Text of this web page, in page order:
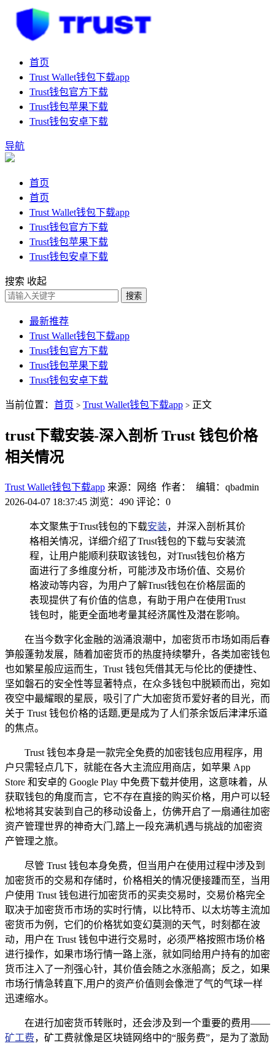
首页
Trust Wallet钱包下载app
Trust钱包官方下载
Trust钱包苹果下载
Trust钱包安卓下载
导航
首页
首页
Trust Wallet钱包下载app
Trust钱包官方下载
Trust钱包苹果下载
Trust钱包安卓下载
搜索 收起
搜索
最新推荐
Trust Wallet钱包下载app
Trust钱包官方下载
Trust钱包苹果下载
Trust钱包安卓下载
当前位置： 首页 > Trust Wallet钱包下载app > 正文
trust下载安装-深入剖析 Trust 钱包价格
相关情况
Trust Wallet钱包下载app 来源：网络 作者： 编辑：qbadmin
2026-04-07 18:37:45 浏览：490 评论：0
本文聚焦于Trust钱包的下载安装，并深入剖析其价
格相关情况，详细介绍了Trust钱包的下载与安装流
程，让用户能顺利获取该钱包，对Trust钱包价格方
面进行了多维度分析，可能涉及市场价值、交易价
格波动等内容，为用户了解Trust钱包在价格层面的
表现提供了有价值的信息，有助于用户在使用Trust
钱包时，能更全面地考量其经济属性及潜在影响。
在当今数字化金融的汹涌浪潮中，加密货币市场如雨后春
笋般蓬勃发展，随着加密货币的热度持续攀升，各类加密钱包
也如繁星般应运而生，Trust 钱包凭借其无与伦比的便捷性、
坚如磐石的安全性等显著特点，在众多钱包中脱颖而出，宛如
夜空中最耀眼的星辰，吸引了广大加密货币爱好者的目光，而
关于 Trust 钱包价格的话题,更是成为了人们茶余饭后津津乐道
的焦点。
Trust 钱包本身是一款完全免费的加密钱包应用程序，用
户只需轻点几下，就能在各大主流应用商店，如苹果 App
Store 和安卓的 Google Play 中免费下载并使用，这意味着，从
获取钱包的角度而言，它不存在直接的购买价格，用户可以轻
松地将其安装到自己的移动设备上，仿佛开启了一扇通往加密
资产管理世界的神奇大门,踏上一段充满机遇与挑战的加密资
产管理之旅。
尽管 Trust 钱包本身免费，但当用户在使用过程中涉及到
加密货币的交易和存储时，价格相关的情况便接踵而至，当用
户使用 Trust 钱包进行加密货币的买卖交易时，交易价格完全
取决于加密货币市场的实时行情，以比特币、以太坊等主流加
密货币为例，它们的价格犹如变幻莫测的天气，时刻都在波
动，用户在 Trust 钱包中进行交易时，必须严格按照市场价格
进行操作，如果市场行情一路上涨，就如同给用户持有的加密
货币注入了一剂强心针，其价值会随之水涨船高；反之，如果
市场行情急转直下,用户的资产价值则会像泄了气的气球一样
迅速缩水。
在进行加密货币转账时，还会涉及到一个重要的费用——
矿工费，矿工费就像是区块链网络中的“服务费”，是为了激励